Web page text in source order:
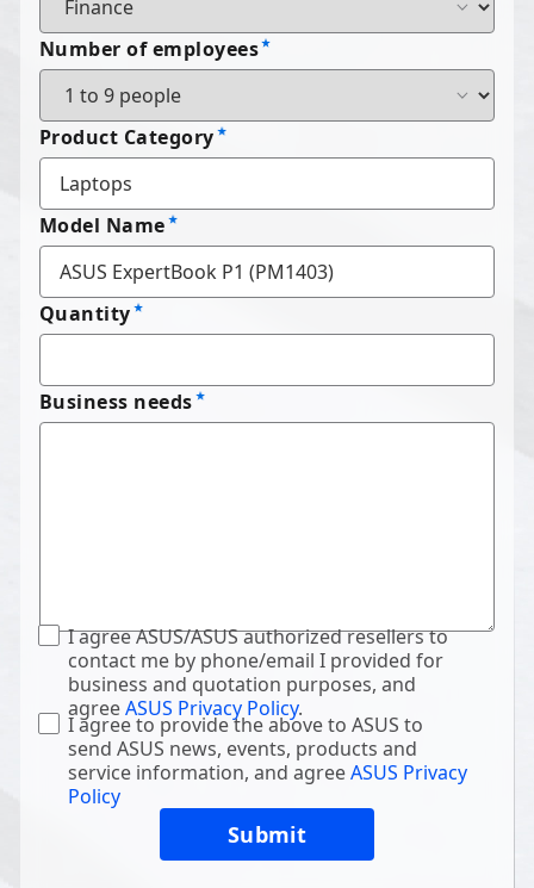
Number of employees
Product Category
Model Name
Quantity
Business needs
I agree ASUS/ASUS authorized resellers to
contact me by phone/email I provided for
business and quotation purposes, and
agreeASUS Privacy Policy.
I agree to provide the above to ASUS to
send ASUS news, events, products and
service information, and agreeASUS Privacy
Policy